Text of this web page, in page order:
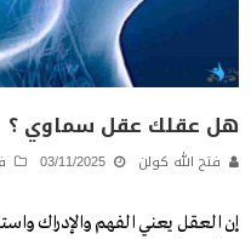
هل عقلك عقل سماوي ؟
فتح الله كولن 03/11/2025
إن العقل يعني الفهم والإدراك